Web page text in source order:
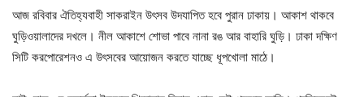
আজ রবিবার ঐতিহ্যবাহী সাকরাইন উৎসব উদযাপিত হবে পুরান ঢাকায়। আকাশ থাকবে
ঘুড়িওয়ালাদের দখলে। নীল আকাশে শোভা পাবে নানা রঙ আর বাহারি ঘুড়ি। ঢাকা দক্ষিণ
সিটি করপোরেশনও এ উৎসবের আয়োজন করতে যাচ্ছে ধূপখোলা মাঠে।